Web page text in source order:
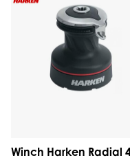
Winch Harken Radial